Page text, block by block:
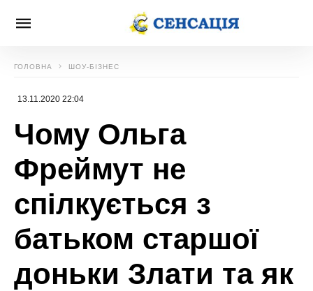
ГОЛОВНА ШОУ-БІЗНЕС
13.11.2020 22:04
Чому Ольга
Фреймут не
спілкується з
батьком старшої
доньки Злати та як